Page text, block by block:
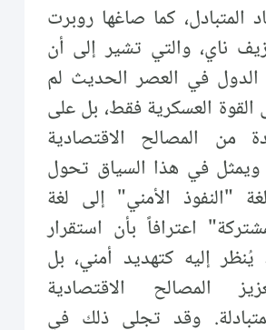
المتبادل، كما صاغها روبرت
ناي، والتي تشير إلى أن
الدول في العصر الحديث لم
العسكرية فقط، بل على
من المصالح الاقتصادية
ويمثل في هذا السياق تحول
"النفوذ الأمني" إلى لغة
اعترافاً بأن استقرار
يُنظر إليه كتهديد أمني، بل
المصالح الاقتصادية
وقد تجلى ذلك في